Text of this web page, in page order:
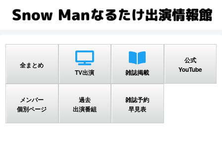
全まとめ
TV出演
雑誌掲載
公式
YouTube
メンバー
個別ページ
過去
出演番組
雑誌予約
早見表